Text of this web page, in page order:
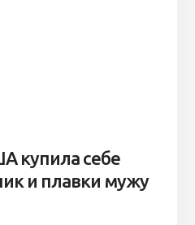
купила себе
и плавки мужу